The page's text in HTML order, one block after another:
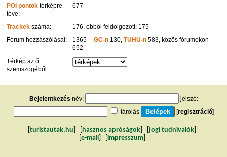
POI pontok térképre
téve:
677
Trackek száma:
176, ebből feldolgozott: 175
Fórum hozzászólásai:
1365 -- GC-n130, TUHU-n583, közös fórumokon
652
Térkép az ő
szemszögéből:
Bejelentkezés név:
jelszó:
tárolás
[regisztráció]
turistautak.hu hasznos apróságok jogi tudnivalók
e-mail impresszum]